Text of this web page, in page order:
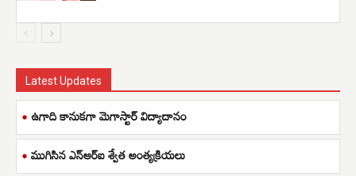
Latest Updates
ఉగాది కానుకగా మెగాస్టార్ విద్యాదానం
ముగిసిన ఎన్ఆర్ఐ శ్వేత అంత్యక్రియలు